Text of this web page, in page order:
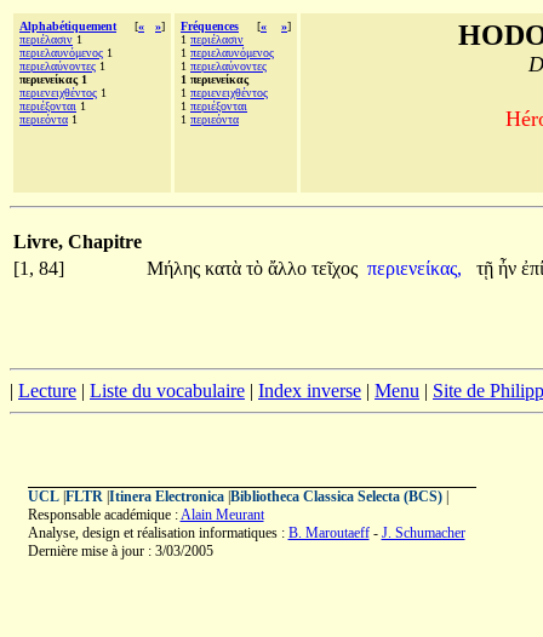
Alphabétiquement [« »]
περιέλασιν 1
περιελαυνόμενος 1
περιελαύνοντες 1
περιενείκας 1
περιενειχθέντος 1
περιέξονται 1
περιεόντα 1
Fréquences [« »]
1 περιέλασιν
1 περιελαυνόμενος
1 περιελαύνοντες
1 περιενείκας
1 περιενειχθέντος
1 περιέξονται
1 περιεόντα
Livre, Chapitre
[1, 84]
Μήλης κατὰ τὸ ἄλλο τεῖχος περιενείκας, τῇ ἦν
| Lecture | Liste du vocabulaire | Index inverse | Menu | Site de
UCL| FLTR| Itinera Electronica| Bibliotheca Classica Selecta (BCS)|
Responsable académique :Alain Meurant
Analyse, design et réalisation informatiques : B. Maroutaeff- J. Schumacher
Dernière mise à jour : 3/03/2005